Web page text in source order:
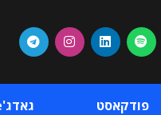
פודקאסט גאדג'Time